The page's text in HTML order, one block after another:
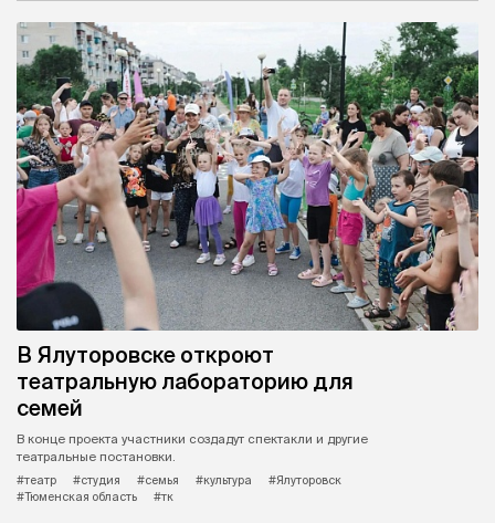
В Ялуторовске откроют
театральную лабораторию для
семей
В конце проекта участники создадут спектакли и другие
театральные постановки.
#театр
#студия #семья #культура
#Ялуторовск
#Тюменская область
#тк